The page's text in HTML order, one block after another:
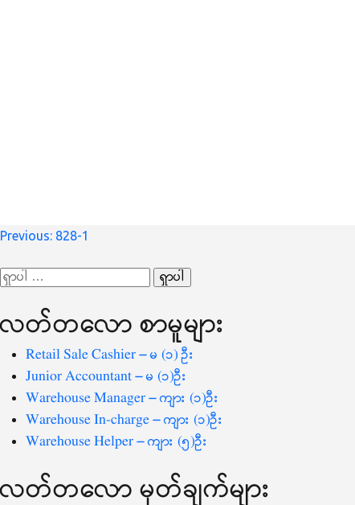
စာမူ
လမ်းကြောင်း
Previous: 828-1
ရှာ
စကားလုံး
လတ်တ‌လော စာမူများ
Retail Sale Cashier – မ (၁) ဦး
Junior Accountant – မ (၁)ဦး
Warehouse Manager – ကျား (၁)ဦး
Warehouse In-charge – ကျား (၁)ဦး
Warehouse Helper – ကျား (၅)ဦး
လတ်တ‌လော မှတ်ချက်များ